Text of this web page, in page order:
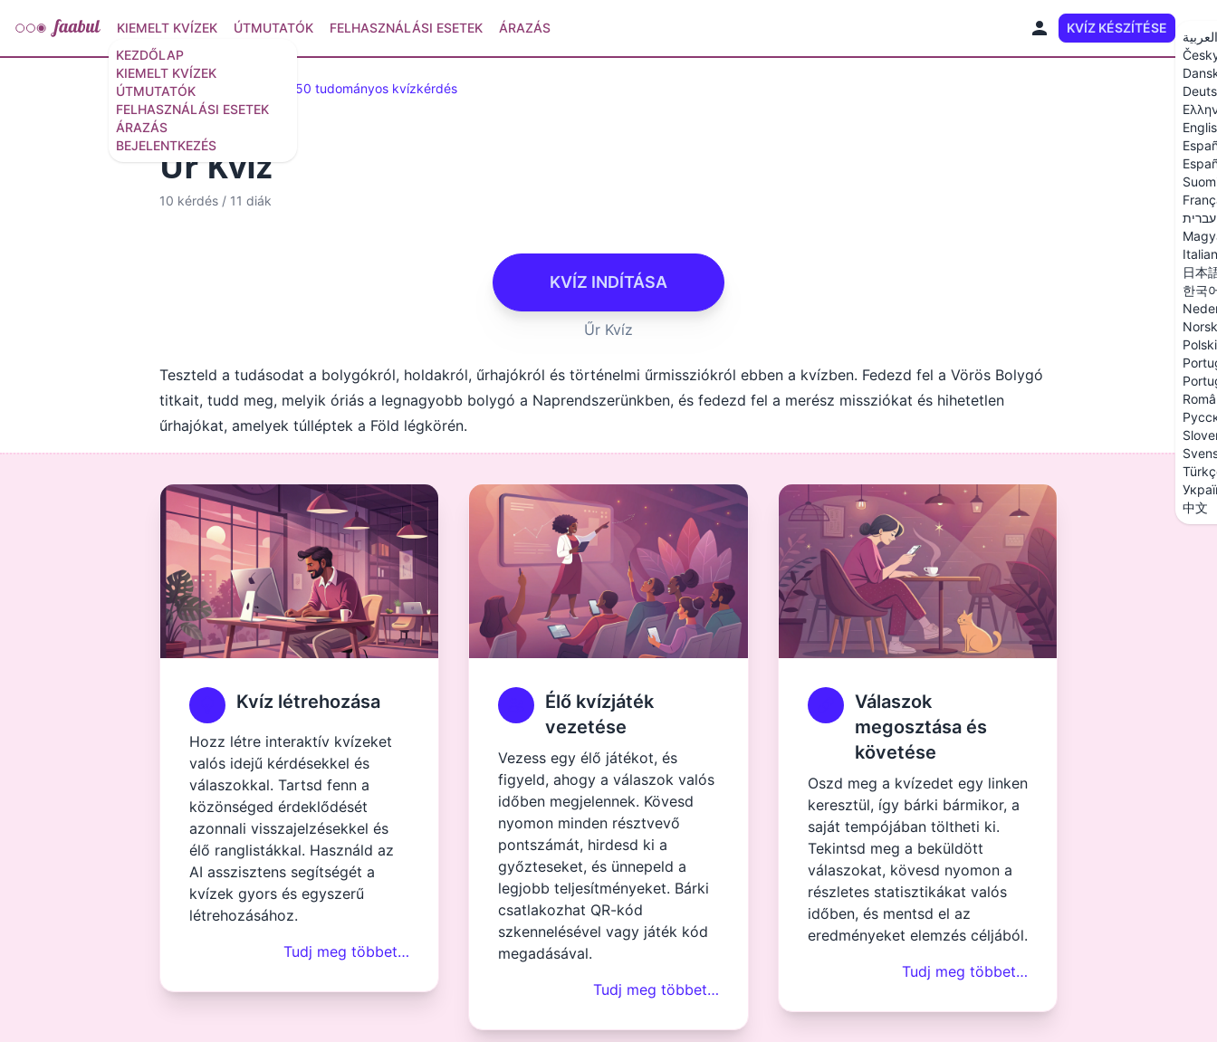
KEZDŐLAP
KIEMELT KVÍZEK
ÚTMUTATÓK
FELHASZNÁLÁSI ESETEK
ÁRAZÁS
BEJELENTKEZÉS
KIEMELT KVÍZEK ÚTMUTATÓK FELHASZNÁLÁSI ESETEK ÁRAZÁS KVÍZ KÉSZÍTÉSE
العربية
עברית
日本
한국
Norsk
Polski
中文
Kiválasztott kvízek 50 tudományos kvízkérdés
Űr Kvíz
10 kérdés / 11 diák
KVÍZ INDÍTÁSA
Űr Kvíz
Teszteld a tudásodat a bolygókról, holdakról, űrhajókról és történelmi űrmissziókról ebben a kvízben. Fedezd fel a Vörös Bolygó
titkait, tudd meg, melyik óriás a legnagyobb bolygó a Naprendszerünkben, és fedezd fel a merész missziókat és hihetetlen
űrhajókat, amelyek túlléptek a Föld légkörén.
Kvíz létrehozása
Hozz létre interaktív kvízeket
valós idejű kérdésekkel és
válaszokkal. Tartsd fenn a
közönséged érdeklődését
azonnali visszajelzésekkel és
élő ranglistákkal. Használd az
AI asszisztens segítségét a
kvízek gyors és egyszerű
létrehozásához.
Tudj meg többet…
Élő kvízjáték
vezetése
Vezess egy élő játékot, és
figyeld, ahogy a válaszok valós
időben megjelennek. Kövesd
nyomon minden résztvevő
pontszámát, hirdesd ki a
győzteseket, és ünnepeld a
legjobb teljesítményeket. Bárki
csatlakozhat QR-kód
szkennelésével vagy játék kód
megadásával.
Tudj meg többet…
Válaszok
megosztása és
követése
Oszd meg a kvízedet egy linken
keresztül, így bárki bármikor, a
saját tempójában töltheti ki.
Tekintsd meg a beküldött
válaszokat, kövesd nyomon a
részletes statisztikákat valós
időben, és mentsd el az
eredményeket elemzés céljából.
Tudj meg többet…